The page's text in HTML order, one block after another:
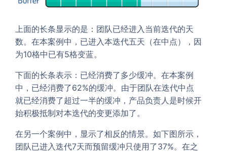
上面的长条显示的是：团队已经进入当前迭代的天
数。在本案例中，已进入本迭代五天（在中点），因
为10格中已有5格变蓝。
下面的长条表示：已经消费了多少缓冲。在本案例
中，已经消费了62%的缓冲。由于团队在迭代中点
就已经消费了超过一半的缓冲，产品负责人是时候开
始积极抵制对本迭代的变更添加了。
在另一个案例中，显示了相反的情景。如下图所示，
团队已进入迭代7天而预留缓冲只使用了37%。在之